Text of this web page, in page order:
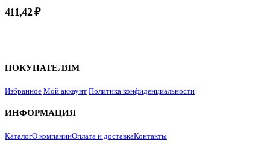
411,42₽
ПОКУПАТЕЛЯМ
Избранное Мой аккаунт Политика конфиденциальности
ИНФОРМАЦИЯ
КаталогО компанииОплата и доставкаКонтакты